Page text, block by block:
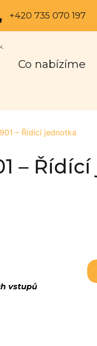
+420 735 070 197
Co nabízíme
– Řídící jednotka
–
vstupů